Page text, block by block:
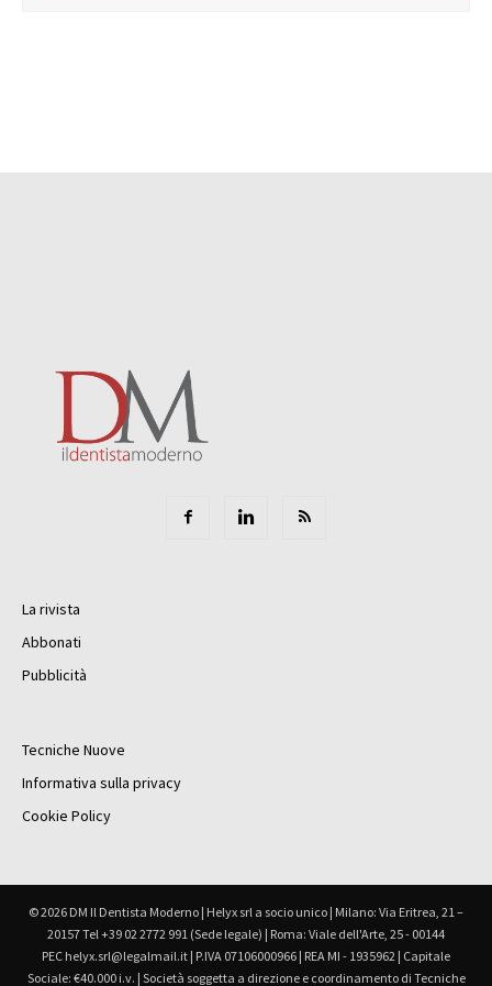
La rivista
Abbonati
Pubblicità
Tecniche Nuove
Informativa sulla privacy
Cookie Policy
© 2026 DM Il Dentista Moderno | Helyx srl a socio unico | Milano: Via Eritrea, 21 –
20157 Tel +39 02 2772 991 (Sede legale) | Roma: Viale dell'Arte, 25 - 00144
PEC helyx.srl@legalmail.it | P.IVA 07106000966 | REA MI - 1935962 | Capitale
Sociale: €40.000 i.v. | Società soggetta a direzione e coordinamento di Tecniche